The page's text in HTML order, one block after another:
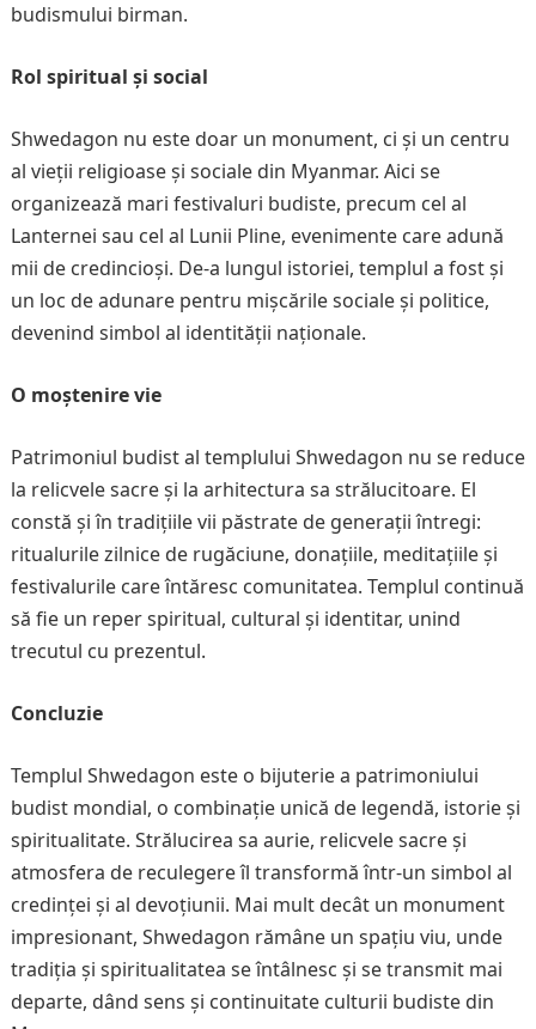
budismului birman.
Rol spiritual și social
Shwedagon nu este doar un monument, ci și un centru
al vieții religioase și sociale din Myanmar. Aici se
organizează mari festivaluri budiste, precum cel al
Lanternei sau cel al Lunii Pline, evenimente care adună
mii de credincioși. De-a lungul istoriei, templul a fost și
un loc de adunare pentru mișcările sociale și politice,
devenind simbol al identității naționale.
O moștenire vie
Patrimoniul budist al templului Shwedagon nu se reduce
la relicvele sacre și la arhitectura sa strălucitoare. El
constă și în tradițiile vii păstrate de generații întregi:
ritualurile zilnice de rugăciune, donațiile, meditațiile și
festivalurile care întăresc comunitatea. Templul continuă
să fie un reper spiritual, cultural și identitar, unind
trecutul cu prezentul.
Concluzie
Templul Shwedagon este o bijuterie a patrimoniului
budist mondial, o combinație unică de legendă, istorie și
spiritualitate. Strălucirea sa aurie, relicvele sacre și
atmosfera de reculegere îl transformă într-un simbol al
credinței și al devoțiunii. Mai mult decât un monument
impresionant, Shwedagon rămâne un spațiu viu, unde
tradiția și spiritualitatea se întâlnesc și se transmit mai
departe, dând sens și continuitate culturii budiste din